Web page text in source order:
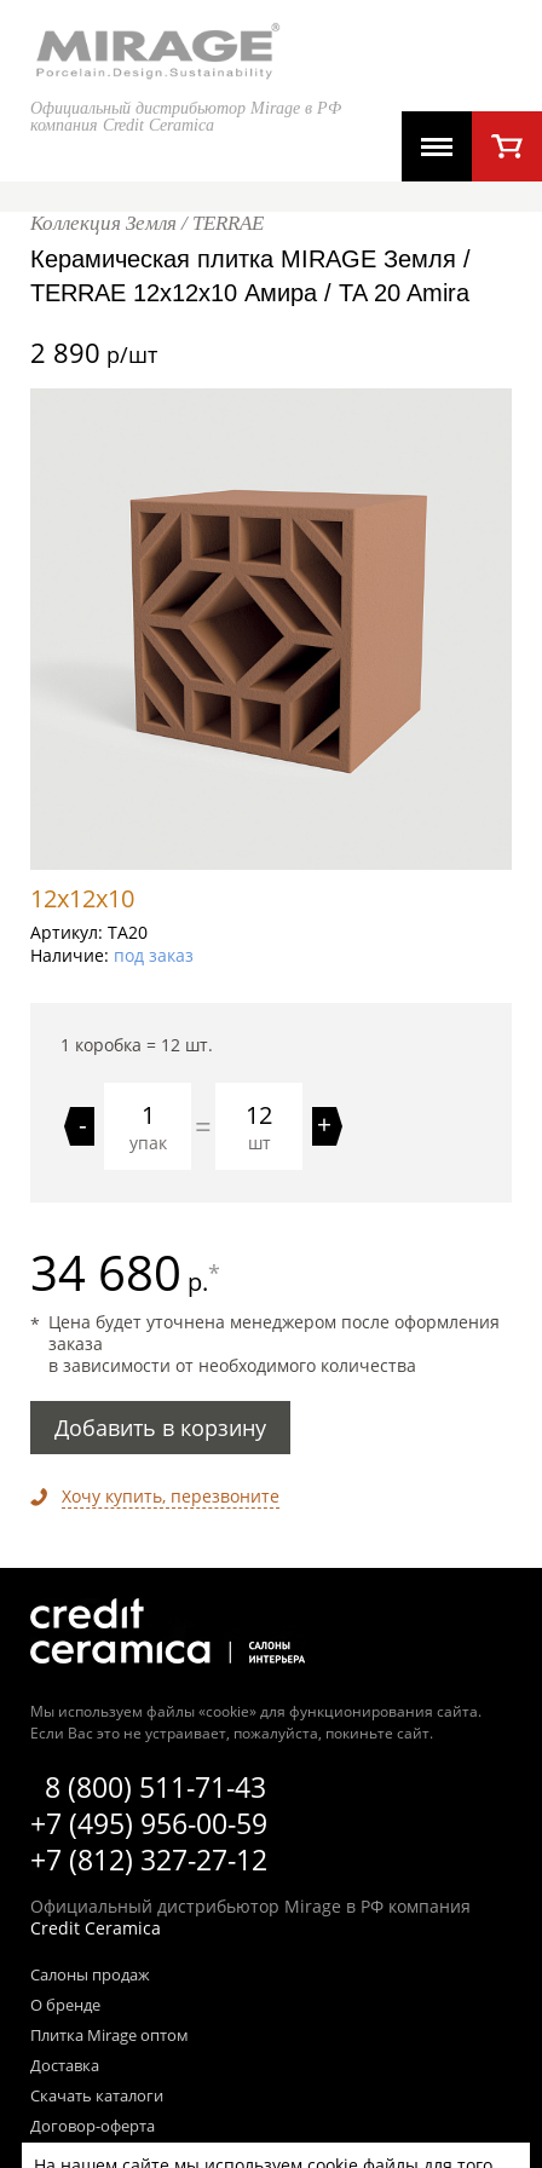
Официальный дистрибьютор Mirage в РФ
компания Credit Ceramica
Коллекция Земля / TERRAE
Керамическая плитка MIRAGE Земля /
TERRAE 12x12x10 Амира / TA 20 Amira
2 890 р/шт
12x12x10
Артикул: TA20
Наличие: под заказ
1 коробка = 12 шт.
-
упак = 12
шт
+
34 680 р.*
Цена будет уточнена менеджером после оформления
заказа
в зависимости от необходимого количества
Добавить в корзину
Хочу купить, перезвоните
Мы используем файлы «cookie» для функционирования сайта.
Если Вас это не устраивает, пожалуйста, покиньте сайт.
8 (800) 511-71-43
+7 (495) 956-00-59
+7 (812) 327-27-12
Официальный дистрибьютор Mirage в РФ компания
Credit Ceramica
Салоны продаж
О бренде
Плитка Mirage оптом
Доставка
Скачать каталоги
Договор-оферта
Пользовательское соглашение